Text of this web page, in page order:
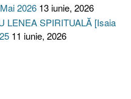
2026 13 iunie, 2026
LENEA SPIRITUALĂ [Isaia
11 iunie, 2026